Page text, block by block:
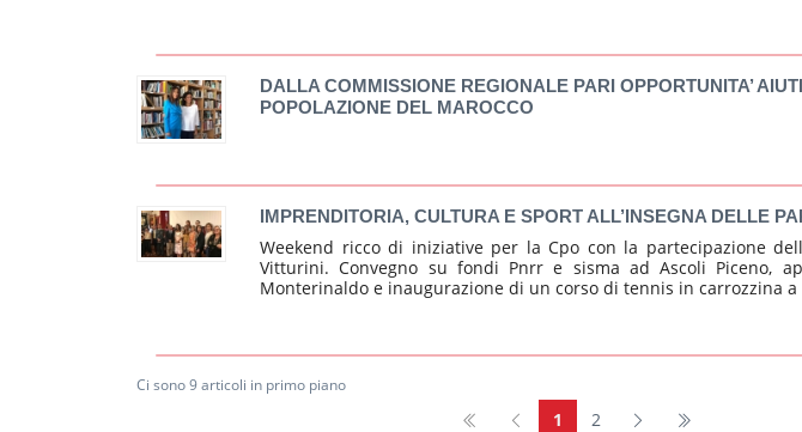
DALLA COMMISSIONE REGIONALE PARI OPPORTUNITA’
POPOLAZIONE DEL MAROCCO
IMPRENDITORIA, CULTURA E SPORT ALL’INSEGNA DELLE
Weekend ricco di iniziative per la Cpo con la partecipazione
Vitturini. Convegno su fondi Pnrr e sisma ad Ascoli Piceno,
Monterinaldo e inaugurazione di un corso di tennis in carrozzina a
Ci sono 9 articoli in primo piano
1 2